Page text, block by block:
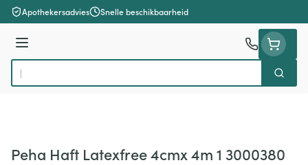
Ga naar de inhoud
Apothekersadvies Snelle beschikbaarheid
Menu
Product, merk, categorie...
Zoek
Peha Haft Latexfree 4cmx 4m 1 3000380